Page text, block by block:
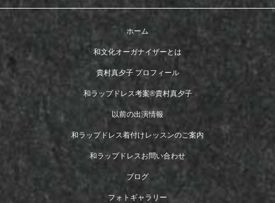
ホーム
和文化オーガナイザーとは
貴村真夕子 プロフィール
和ラップドレス考案®︎貴村真夕子
以前の出演情報
和ラップドレス着付けレッスンのご案内
和ラップドレスお問い合わせ
ブログ
フォトギャラリー